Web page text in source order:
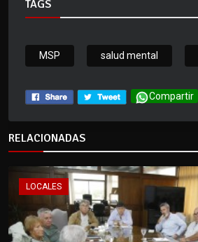
TAGS
MSP salud mental
Compartir
RELACIONADAS
LOCALES